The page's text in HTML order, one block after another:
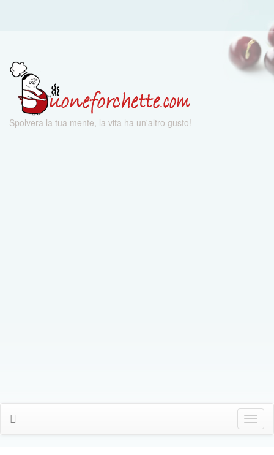
Spolvera la tua mente, la vita ha un'altro gusto!
Click
Me